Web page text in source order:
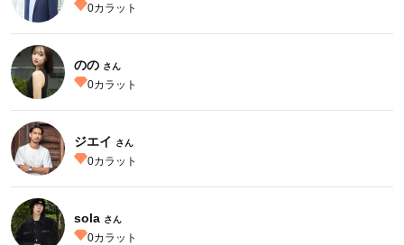
0カラット
のの さん
0カラット
ジエイ さん
0カラット
sola さん
0カラット